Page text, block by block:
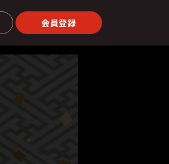
会員登録